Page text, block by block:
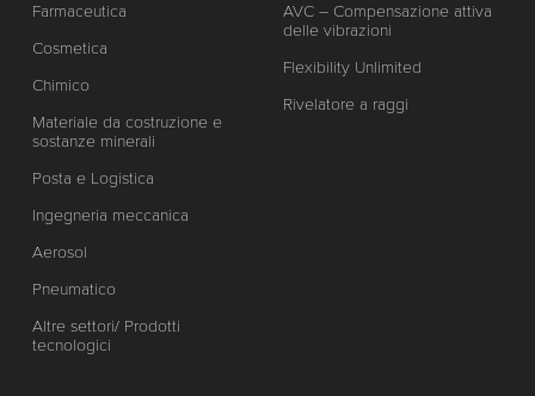
Farmaceutica
Cosmetica
Chimico
Materiale da costruzione e
sostanze minerali
Posta e Logistica
Ingegneria meccanica
Aerosol
Pneumatico
Altre settori/ Prodotti
tecnologici
AVC – Compensazione attiva
delle vibrazioni
Flexibility Unlimited
Rivelatore a raggi